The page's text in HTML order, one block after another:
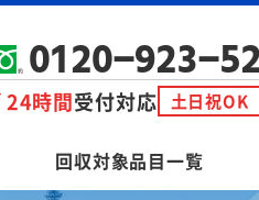
0120-923-
24時間受付対応 土日祝OK
回収対象品目一覧